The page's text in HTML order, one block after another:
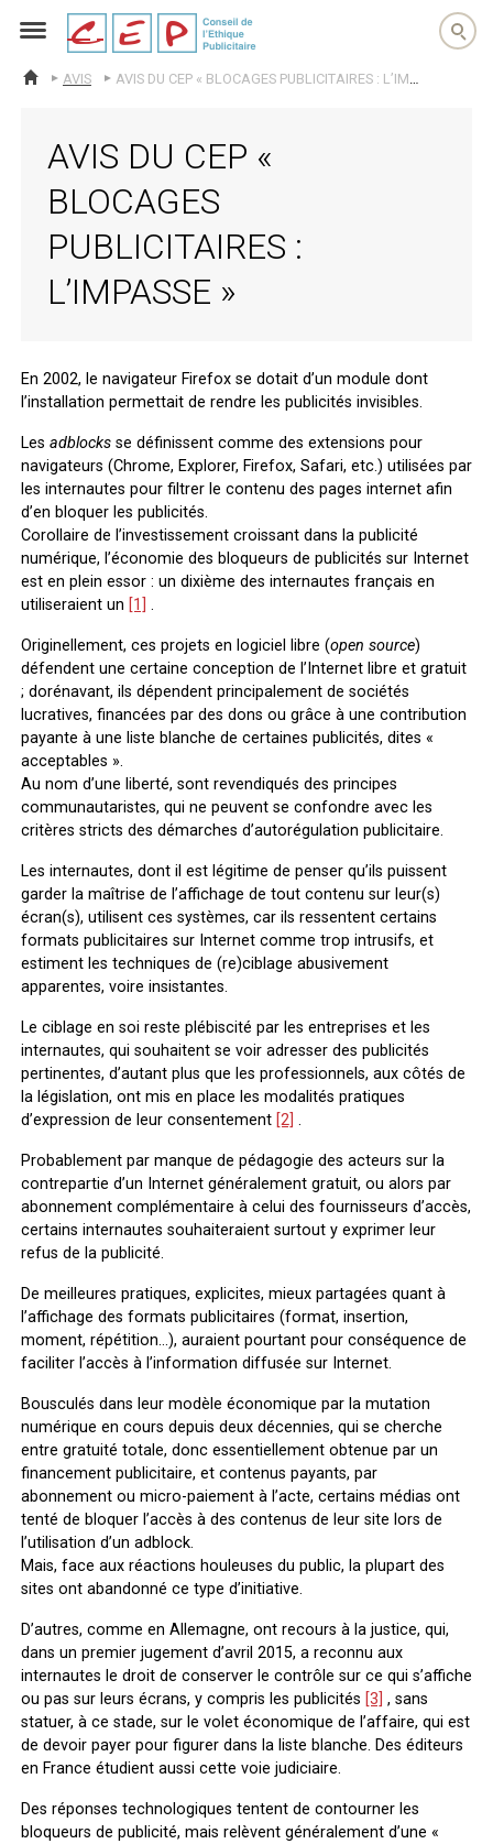
cep
ACCUEIL
AVIS
AVIS DU CEP «
BLOCAGES
PUBLICITAIRES :
L’IMPASSE »
En 2002, le navigateur Firefox se dotait d’un module dont
l’installation permettait de rendre les publicités invisibles.
Les adblocksse définissent comme des extensions pour
navigateurs (Chrome, Explorer, Firefox, Safari, etc.) utilisées par
les internautes pour filtrer le contenu des pages internet afin
d’en bloquer les publicités.
Corollaire de l’investissement croissant dans la publicité
numérique, l’économie des bloqueurs de publicités sur Internet
est en plein essor : un dixième des internautes français en
utiliseraient un [1] .
Originellement, ces projets en logiciel libre (open source)
défendent une certaine conception de l’Internet libre et gratuit
; dorénavant, ils dépendent principalement de sociétés
lucratives, financées par des dons ou grâce à une contribution
payante à une liste blanche de certaines publicités, dites «
acceptables ».
Au nom d’une liberté, sont revendiqués des principes
communautaristes, qui ne peuvent se confondre avec les
critères stricts des démarches d’autorégulation publicitaire.
Les internautes, dont il est légitime de penser qu’ils puissent
garder la maîtrise de l’affichage de tout contenu sur leur(s)
écran(s), utilisent ces systèmes, car ils ressentent certains
formats publicitaires sur Internet comme trop intrusifs, et
estiment les techniques de (re)ciblage abusivement
apparentes, voire insistantes.
Le ciblage en soi reste plébiscité par les entreprises et les
internautes, qui souhaitent se voir adresser des publicités
pertinentes, d’autant plus que les professionnels, aux côtés de
la législation, ont mis en place les modalités pratiques
d’expression de leur consentement [2] .
Probablement par manque de pédagogie des acteurs sur la
contrepartie d’un Internet généralement gratuit, ou alors par
abonnement complémentaire à celui des fournisseurs d’accès,
certains internautes souhaiteraient surtout y exprimer leur
refus de la publicité.
De meilleures pratiques, explicites, mieux partagées quant à
l’affichage des formats publicitaires (format, insertion,
moment, répétition…), auraient pourtant pour conséquence de
faciliter l’accès à l’information diffusée sur Internet.
Bousculés dans leur modèle économique par la mutation
numérique en cours depuis deux décennies, qui se cherche
entre gratuité totale, donc essentiellement obtenue par un
financement publicitaire, et contenus payants, par
abonnement ou micro-paiement à l’acte, certains médias ont
tenté de bloquer l’accès à des contenus de leur site lors de
l’utilisation d’un adblock.
Mais, face aux réactions houleuses du public, la plupart des
sites ont abandonné ce type d’initiative.
D’autres, comme en Allemagne, ont recours à la justice, qui,
dans un premier jugement d’avril 2015, a reconnu aux
internautes le droit de conserver le contrôle sur ce qui s’affiche
ou pas sur leurs écrans, y compris les publicités [3] , sans
statuer, à ce stade, sur le volet économique de l’affaire, qui est
de devoir payer pour figurer dans la liste blanche. Des éditeurs
en France étudient aussi cette voie judiciaire.
Des réponses technologiques tentent de contourner les
bloqueurs de publicité, mais relèvent généralement d’une «